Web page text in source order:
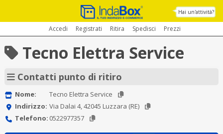
Hai un'attività?
Accedi Registrati Ritira Spedisci Prezzi
Tecno Elettra Service
Contatti punto di ritiro
Nome:
Tecno Elettra Service
Indirizzo: Via Dalai 4, 42045 Luzzara (RE)
Telefono: 0522977357